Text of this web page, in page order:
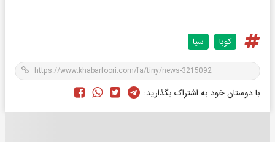
کوبا سیا
با دوستان خود به اشتراک بگذارید: